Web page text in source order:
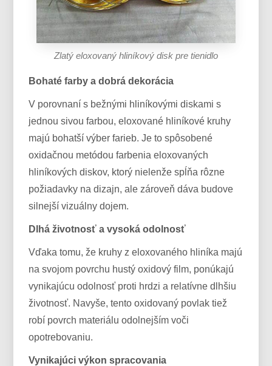
Zlatý eloxovaný hliníkový disk pre tienidlo
Bohaté farby a dobrá dekorácia
V porovnaní s bežnými hliníkovými diskami s
jednou sivou farbou, eloxované hliníkové kruhy
majú bohatší výber farieb. Je to spôsobené
oxidačnou metódou farbenia eloxovaných
hliníkových diskov, ktorý nielenže spĺňa rôzne
požiadavky na dizajn, ale zároveň dáva budove
silnejší vizuálny dojem.
Dlhá životnosť a vysoká odolnosť
Vďaka tomu, že kruhy z eloxovaného hliníka majú
na svojom povrchu hustý oxidový film, ponúkajú
vynikajúcu odolnosť proti hrdzi a relatívne dlhšiu
životnosť. Navyše, tento oxidovaný povlak tiež
robí povrch materiálu odolnejším voči
opotrebovaniu.
Vynikajúci výkon spracovania